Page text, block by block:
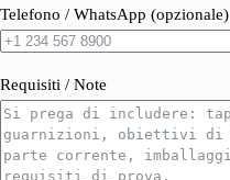
Telefono / WhatsApp (opzionale)
Requisiti / Note